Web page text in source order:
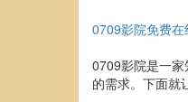
0709影院免费
0709影院是一
的需求。下面就